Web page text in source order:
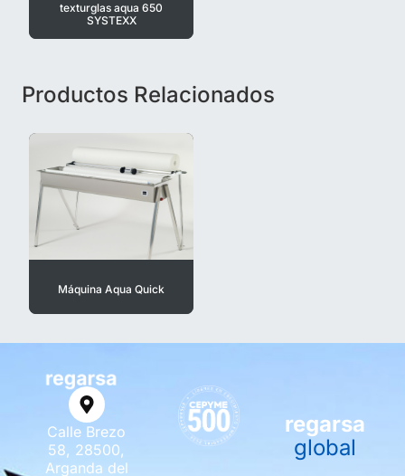
texturglas aqua 650
SYSTEXX
Productos Relacionados
Máquina Aqua Quick
Calle Brezo
58, 28500,
Arganda del
regarsa
global